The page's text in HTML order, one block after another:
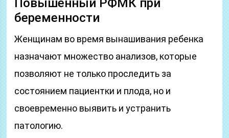
Повышенный РФМК при
беременности
Женщинам во время вынашивания ребенка
назначают множество анализов, которые
позволяют не только проследить за
состоянием пациентки и плода, но и
своевременно выявить и устранить
патологию.